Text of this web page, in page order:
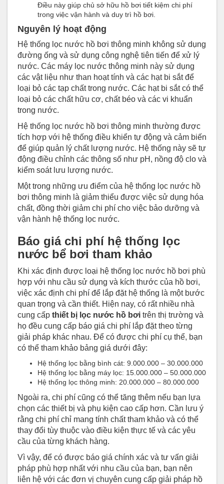
Điều này giúp chủ sở hữu hồ bơi tiết kiệm chi phí
trong việc vận hành và duy trì hồ bơi.
Nguyên lý hoạt động
Hệ thống lọc nước hồ bơi thông minh không sử dụng
đường ống và sử dụng công nghệ tiên tiến để xử lý
nước. Các máy lọc nước thông minh này sử dụng
các vật liệu như than hoạt tính và các hạt bi sắt để
loại bỏ các tạp chất trong nước. Các hạt bi sắt có thể
loại bỏ các chất hữu cơ, chất béo và các vi khuẩn
trong nước.
Hệ thống lọc nước hồ bơi thông minh thường được
tích hợp với hệ thống điều khiển tự động và cảm biến
để giúp quản lý chất lượng nước. Hệ thống này sẽ tự
động điều chỉnh các thông số như pH, nồng độ clo và
kiểm soát lưu lượng nước.
Một trong những ưu điểm của hệ thống lọc nước hồ
bơi thông minh là giảm thiểu được việc sử dụng hóa
chất, đồng thời giảm chi phí cho việc bảo dưỡng và
vận hành hệ thống lọc nước.
Báo giá chi phí hệ thống lọc
nước bể bơi tham khảo
Khi xác định được loại hệ thống lọc nước hồ bơi phù
hợp với nhu cầu sử dụng và kích thước của hồ bơi,
việc xác định chi phí để lắp đặt hệ thống là một bước
quan trọng và cần thiết. Hiện nay, có rất nhiều nhà
cung cấp thiết bị lọc nước hồ bơi trên thị trường và
họ đều cung cấp báo giá chi phí lắp đặt theo từng
giải pháp khác nhau. Để có được chi phí cụ thể, bạn
có thể tham khảo bảng giá dưới đây:
Hệ thống lọc bằng bình cát: 9.000.000 – 30.000.000
Hệ thống lọc bằng máy lọc: 15.000.000 – 50.000.000
Hệ thống lọc thông minh: 20.000.000 – 80.000.000
Ngoài ra, chi phí cũng có thể tăng thêm nếu bạn lựa
chọn các thiết bị và phụ kiện cao cấp hơn. Cần lưu ý
rằng chi phí chỉ mang tính chất tham khảo và có thể
thay đổi tùy thuộc vào điều kiện thực tế và các yêu
cầu của từng khách hàng.
Vì vậy, để có được báo giá chính xác và tư vấn giải
pháp phù hợp nhất với nhu cầu của bạn, bạn nên
liên hệ với các đơn vị chuyên cung cấp giải pháp hồ